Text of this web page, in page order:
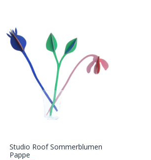
Studio Roof Sommerblumen
Pappe